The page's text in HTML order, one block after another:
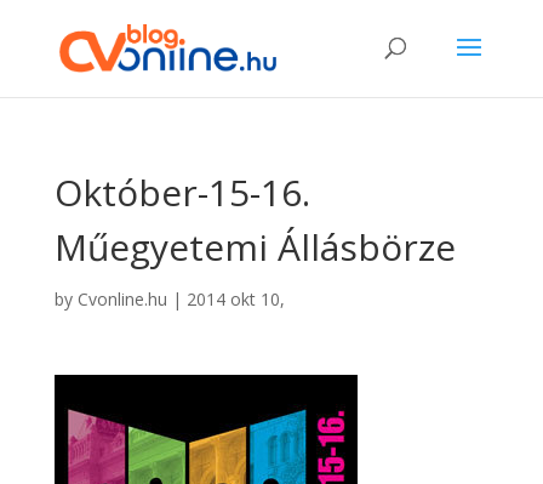
Október-15-16.
Műegyetemi Állásbörze
by Cvonline.hu | 2014 okt 10,